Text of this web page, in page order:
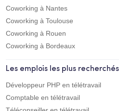
Coworking à Nantes
Coworking à Toulouse
Coworking à Rouen
Coworking à Bordeaux
Les emplois les plus recherchés
Développeur PHP en télétravail
Comptable en télétravail